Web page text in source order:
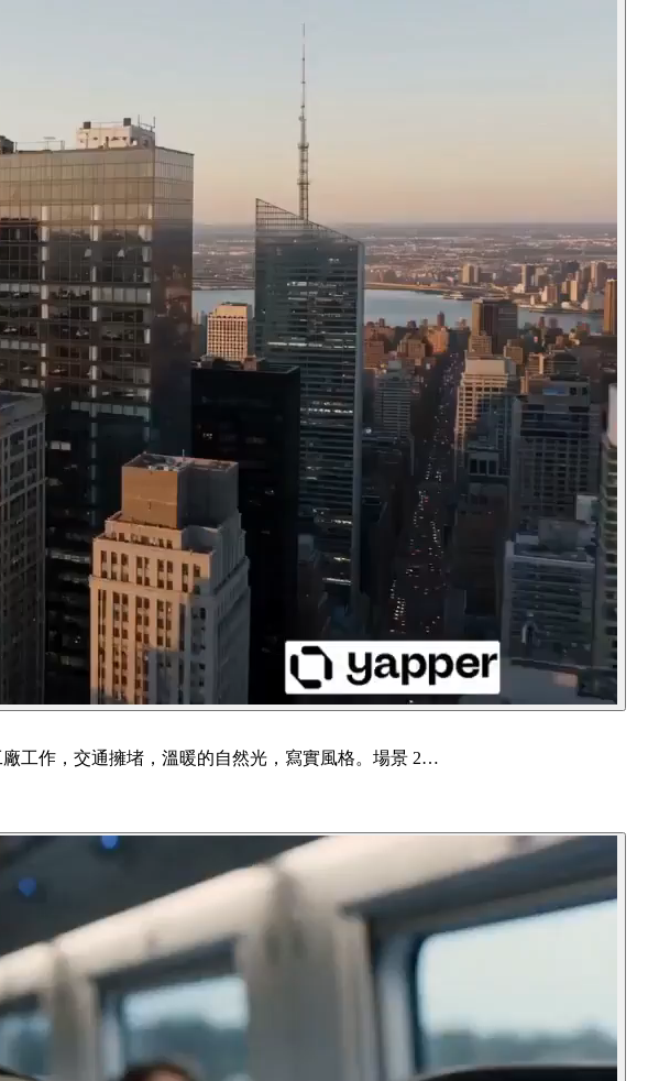
工作，交通擁堵，溫暖的自然光，寫實風格。場景 2…